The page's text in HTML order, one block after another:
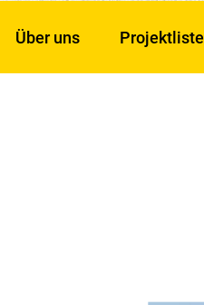
Über uns Projektliste